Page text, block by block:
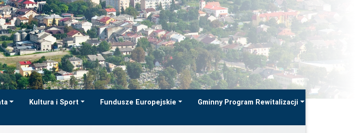
Kultura i Sport Fundusze Europejskie Gminny Program Rewitalizacji